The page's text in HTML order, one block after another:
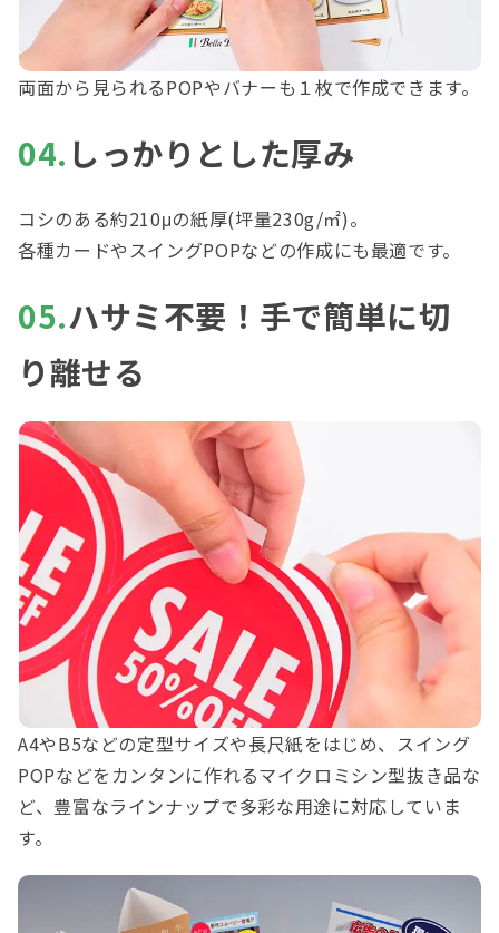
両面から見られるPOPやバナーも１枚で作成できます。
04. しっかりとした厚み
コシのある約210μの紙厚(坪量230g/㎡)。
各種カードやスイングPOPなどの作成にも最適です。
05.ハサミ不要！手で簡単に切
り離せる
A4やB5などの定型サイズや長尺紙をはじめ、スイング
POPなどをカンタンに作れるマイクロミシン型抜き品な
ど、豊富なラインナップで多彩な用途に対応していま
す。